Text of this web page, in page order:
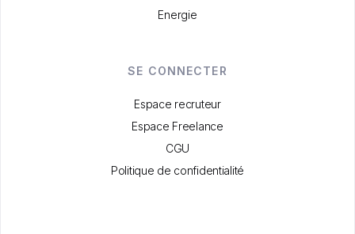
Energie
SE CONNECTER
Espace recruteur
Espace Freelance
CGU
Politique de confidentialité